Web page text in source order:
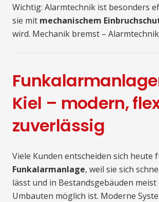
Wichtig: Alarmtechnik ist besonders
sie mit mechanischem
wird. Mechanik bremst –
Kiel – modern,
zuverlässig
Viele Kunden entscheiden sich heute
Funkalarmanlage, weil sie sich
lässt und in Bestandsgebäuden
Umbauten möglich ist. Moderne